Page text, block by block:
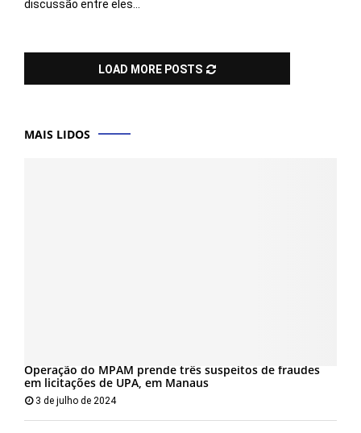
discussão entre eles...
LOAD MORE POSTS
MAIS LIDOS
Operação do MPAM prende três suspeitos de fraudes
em licitações de UPA, em Manaus
3 de julho de 2024